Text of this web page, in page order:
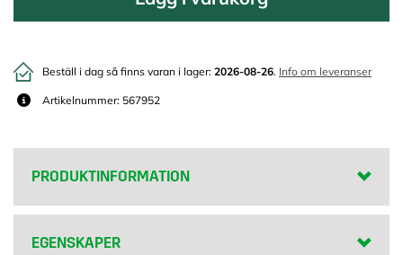
Beställ i dag så finns varan i lager: 2026-08-26. Info om leveranser
Artikelnummer: 567952
PRODUKTINFORMATION
EGENSKAPER